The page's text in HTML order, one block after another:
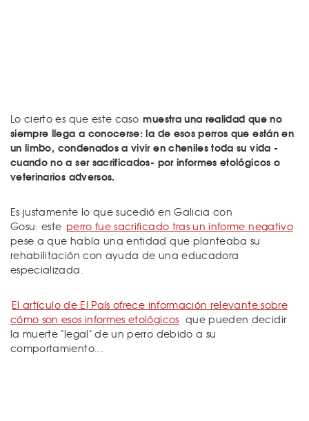
Lo cierto es que este caso muestra una realidad que no
siempre llega a conocerse: la de esos perros que están en
un limbo, condenados a vivir en cheniles toda su vida -
cuando no a ser sacrificados- por informes etológicos o
veterinarios adversos.
Es justamente lo que sucedió en Galicia con
Gosu: este perro fue sacrificado tras un informe negativo
pese a que había una entidad que planteaba su
rehabilitación con ayuda de una educadora
especializada.
El artículo de El País ofrece información relevante sobre
cómo son esos informes etológicos que pueden decidir
la muerte "legal" de un perro debido a su
comportamiento...